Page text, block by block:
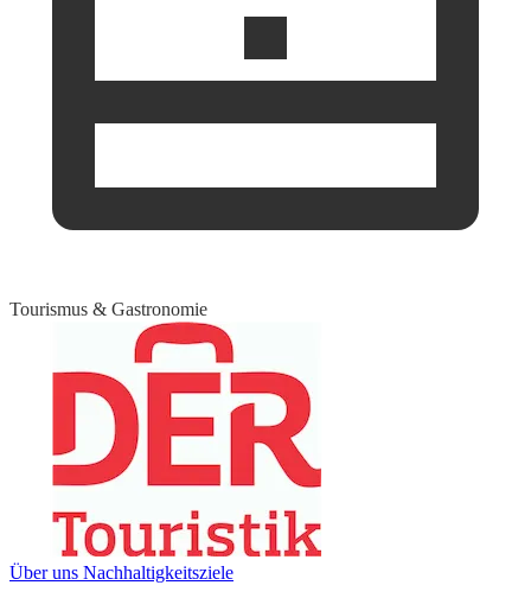
Tourismus & Gastronomie
Über uns Nachhaltigkeitsziele